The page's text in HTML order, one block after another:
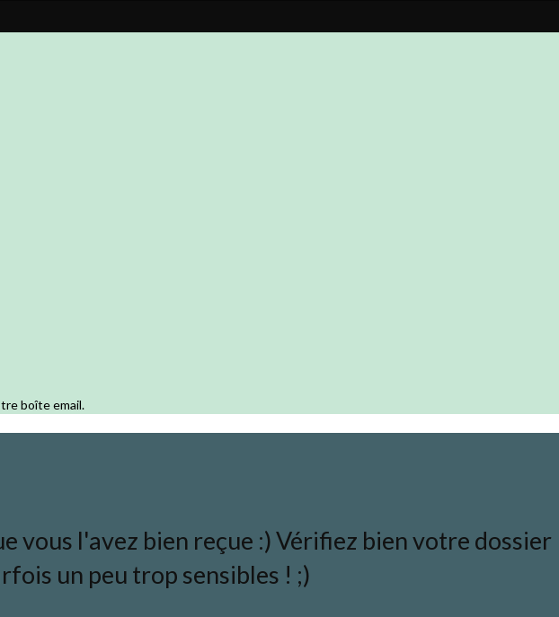
boîte email.
vous l'avez bien reçue :) Vérifiez bien votre dossier
un peu trop sensibles ! ;)